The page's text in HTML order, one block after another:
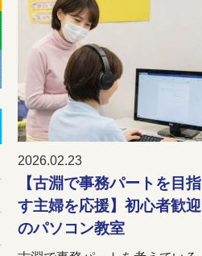
2026.02.23
【古淵で事務パートを目指
す主婦を応援】初心者歓迎
のパソコン教室